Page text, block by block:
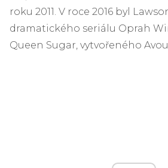
roku 2011. V roce 2016 byl
dramatického seriálu Oprah
Queen Sugar, vytvořeného